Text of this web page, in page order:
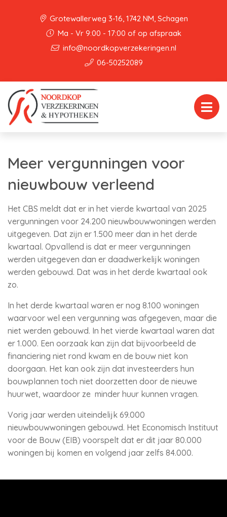
Grotewallerweg 3-16, 1742 NM, Schagen
Ma - Vr 9:00 - 17:00 of op afspraak
info@noordkopverzekeringen.nl
06-50252089
Meer vergunningen voor
nieuwbouw verleend
Het CBS meldt dat er in het vierde kwartaal van 2025
vergunningen voor 24.200 nieuwbouwwoningen werden
uitgegeven. Dat zijn er 1.500 meer dan in het derde
kwartaal. Opvallend is dat er meer vergunningen
werden uitgegeven dan er daadwerkelijk woningen
werden gebouwd. Dat was in het derde kwartaal ook
zo.
In het derde kwartaal waren er nog 8.100 woningen
waarvoor wel een vergunning was afgegeven, maar die
niet werden gebouwd. In het vierde kwartaal waren dat
er 1.000. Een oorzaak kan zijn dat bijvoorbeeld de
financiering niet rond kwam en de bouw niet kon
doorgaan. Het kan ook zijn dat investeerders hun
bouwplannen toch niet doorzetten door de nieuwe
huurwet, waardoor ze minder huur kunnen vragen.
Vorig jaar werden uiteindelijk 69.000
nieuwbouwwoningen gebouwd. Het Economisch Instituut
voor de Bouw (EIB) voorspelt dat er dit jaar 80.000
woningen bij komen en volgend jaar zelfs 84.000.